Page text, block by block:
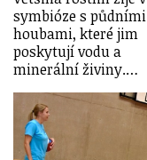
symbióze s půdními
houbami, které jim
poskytují vodu a
minerální živiny.…